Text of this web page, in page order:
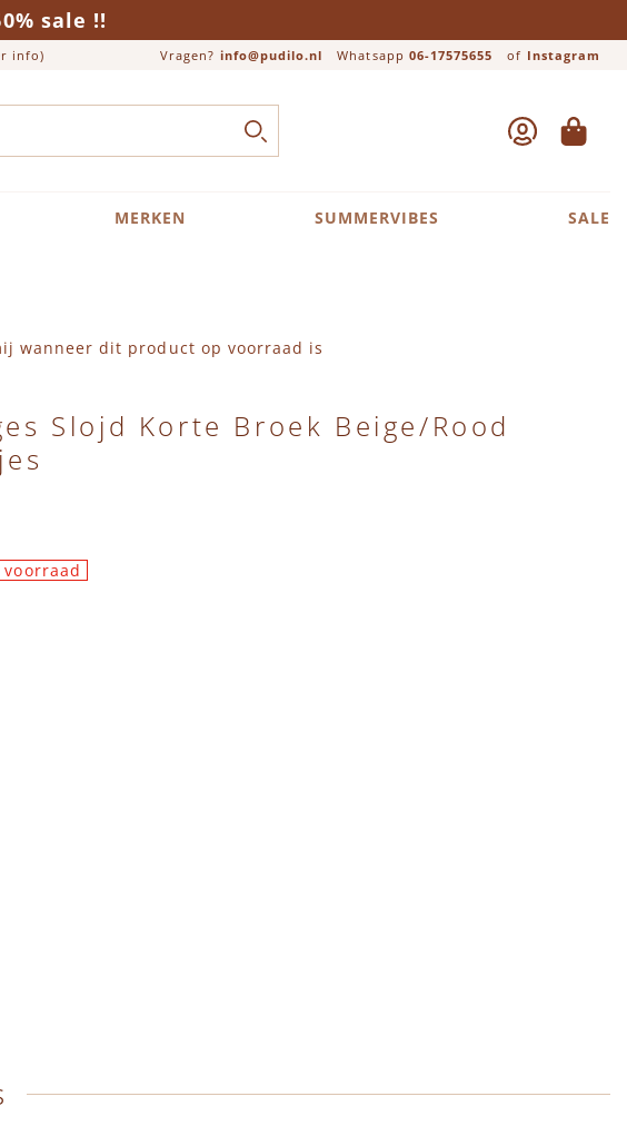
sale !!
info) Vragen? info@pudilo.nl Whatsapp 06-17575655 of Instagram
Close search
ZOEK ACCOUNT
MERKEN SUMMERVIBES SALE
wanneer dit product op voorraad is
Slojd Korte Broek Beige/Rood